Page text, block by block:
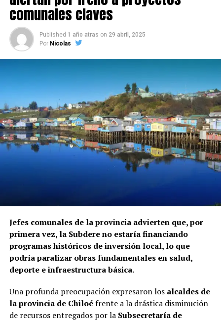
comunales claves
Published 1 año atras on 29 abril, 2025
Por Nicolas
Jefes comunales de la provincia advierten que, por
primera vez, la Subdere no estaría financiando
programas históricos de inversión local, lo que
podría paralizar obras fundamentales en salud,
deporte e infraestructura básica.
Una profunda preocupación expresaron los alcaldes de
la provincia de Chiloéfrente a la drástica disminución
de recursos entregados por la Subsecretaría de